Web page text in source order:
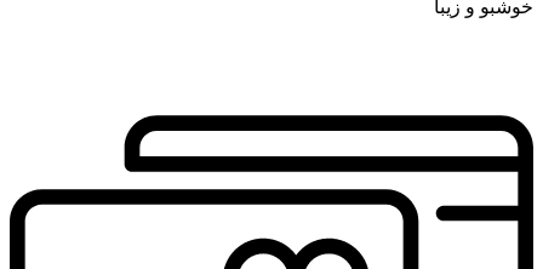
خوشبو و زیبا